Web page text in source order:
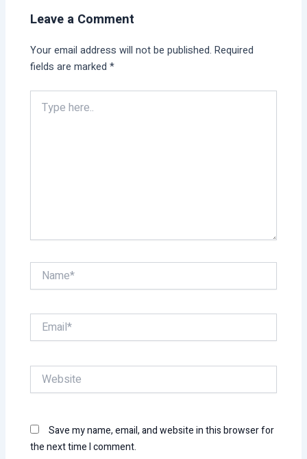
Leave a Comment
Your email address will not be published. Required
fields are marked*
here..
Name*
Email*
Website
Save my name, email, and website in this browser for
the next time I comment.